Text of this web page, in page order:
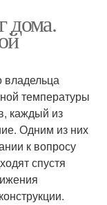
дома.
владельца
температуры
каждый из
Одним из них
к вопросу
спустя